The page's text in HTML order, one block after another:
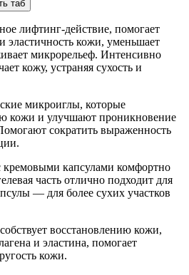
лифтинг-действие, помогает
эластичность кожи, уменьшает
микрорельеф. Интенсивно
кожу, устраняя сухость и
микроиглы, которые
кожи и улучшают проникновение
сократить выраженность
кремовыми капсулами комфортно
часть отлично подходит для
— для более сухих участков
восстановлению кожи,
и эластина, помогает
кожи.